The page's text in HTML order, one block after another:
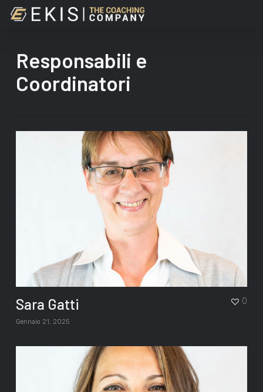
Skip
Responsabili e
Coordinatori
Sara Gatti
Gennaio 21, 2025
0